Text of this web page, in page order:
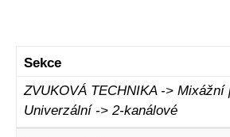
Sekce
ZVUKOVÁ TECHNIKA -> Mixážní
Univerzální -> 2-kanálové